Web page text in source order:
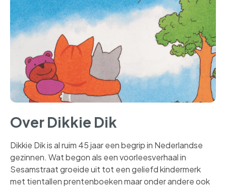
Over Dikkie Dik
Dikkie Dik is al ruim 45 jaar een begrip in Nederlandse
gezinnen. Wat begon als een voorleesverhaal in
Sesamstraat groeide uit tot een geliefd kindermerk
met tientallen prentenboeken maar onder andere ook